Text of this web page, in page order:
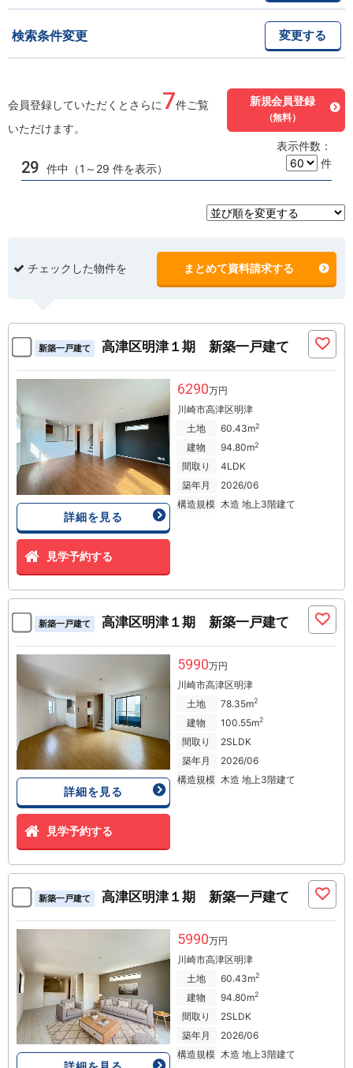
検索条件変更 変更する
会員登録していただくとさらに7件ご覧
いただけます。
新規会員登録
（無料）
29 件中（1～29 件を表示）
表示件数：
件
チェックした物件を まとめて資料請求する
新築一戸建て 高津区明津１期 新築一戸建て
詳細を見る
見学予約する
6290万円
川崎市高津区明津
土地
60.43m2
建物 94.80m2
間取り
4LDK
築年月
2026/06
構造規模 木造 地上3階建て
新築一戸建て 高津区明津１期 新築一戸建て
詳細を見る
見学予約する
5990万円
川崎市高津区明津
土地
78.35m2
建物 100.55m2
間取り
2SLDK
築年月
2026/06
構造規模 木造 地上3階建て
新築一戸建て 高津区明津１期 新築一戸建て
5990万円
川崎市高津区明津
土地
60.43m2
建物 94.80m2
間取り
2SLDK
築年月
2026/06
構造規模 木造 地上3階建て